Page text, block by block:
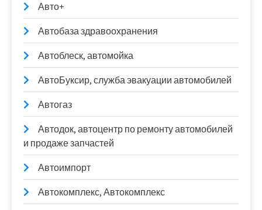
Авто+
Автобаза здравоохранения
Автоблеск, автомойка
АвтоБуксир, служба эвакуации автомобилей
Автогаз
Автодок, автоцентр по ремонту автомобилей
и продаже запчастей
Автоимпорт
Автокомплекс, Автокомплекс